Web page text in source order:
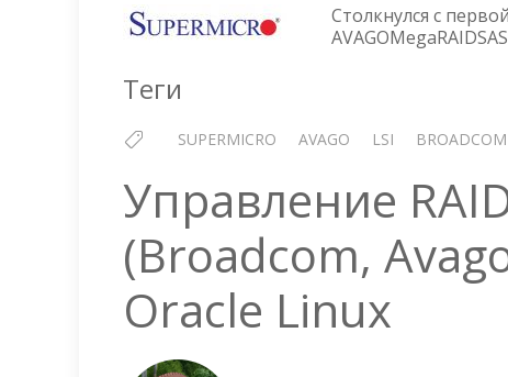
Столкнулся с
Теги
SUPERMICRO AVAGO LSI BROADCOM
Управление
(Broadcom,
Oracle Linux